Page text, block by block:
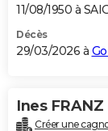
S'inscrire
Se connecter
Lycées
Collèges
Primaires
Universités
Entreprises
Service militaire
Avis de recherche
AVIS DE DÉCÈS
Bricolage
Lifestyle
Culture
Sport
Auto
Television
Voyage
Cinema
11/08/1950 à
Décès
29/03/2026 à
Ines FRANZ
Créer une